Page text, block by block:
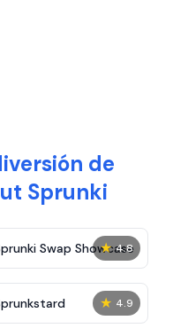
de
Sprunki
★ 4.8
Swap Showcase
★ 4.9